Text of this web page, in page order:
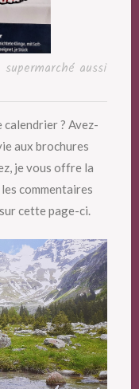
aussi
? Avez-
aux brochures
je vous offre la
commentaires
cette page-ci.